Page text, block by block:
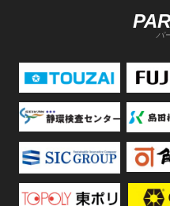
パ